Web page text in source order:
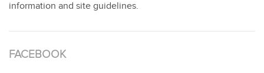
information and site guidelines.
FACEBOOK